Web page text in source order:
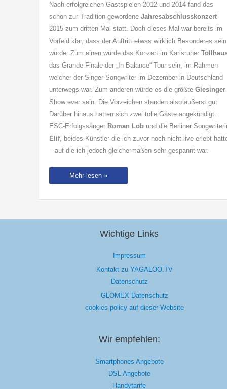
Nach erfolgreichen Gastspielen 2012 und 2014 fand das
schon zur Tradition gewordene Jahresabschlusskonzert
2015 zum dritten Mal statt. Doch dieses Mal war bereits im
Vorfeld klar, dass der Auftritt etwas wirklich Besonderes sein
würde. Zum einen würde das Konzert im Karlsruher
das Grande Finale der „In Balance“ Tour sein, im Rahmen
welcher der Singer-Songwriter im Dezember in Deutschland
unterwegs war. Zum anderen würde es die größte Giesinger
Show ever sein. Die Vorzeichen standen also äußerst gut.
Darüber hinaus hatten sich zwei tolle Gäste angekündigt:
ESC-Erfolgssänger Roman Lobund die Berliner
Elif, beides Künstler die ich zuvor noch nicht live erlebt
– auf die ich jedoch gleichermaßen sehr gespannt war.
Konzertbericht:
friends
Karlsruhe
Mehr lesen »
Wichtige Links
Impressum
Kontakt zu YAGALOO.TV
Datenschutz
GLOMEX Datenschutz
cookies policy auf dieser Website
Wir empfehlen:
Smartphones Angebote
DSL Angebote
Handytarife